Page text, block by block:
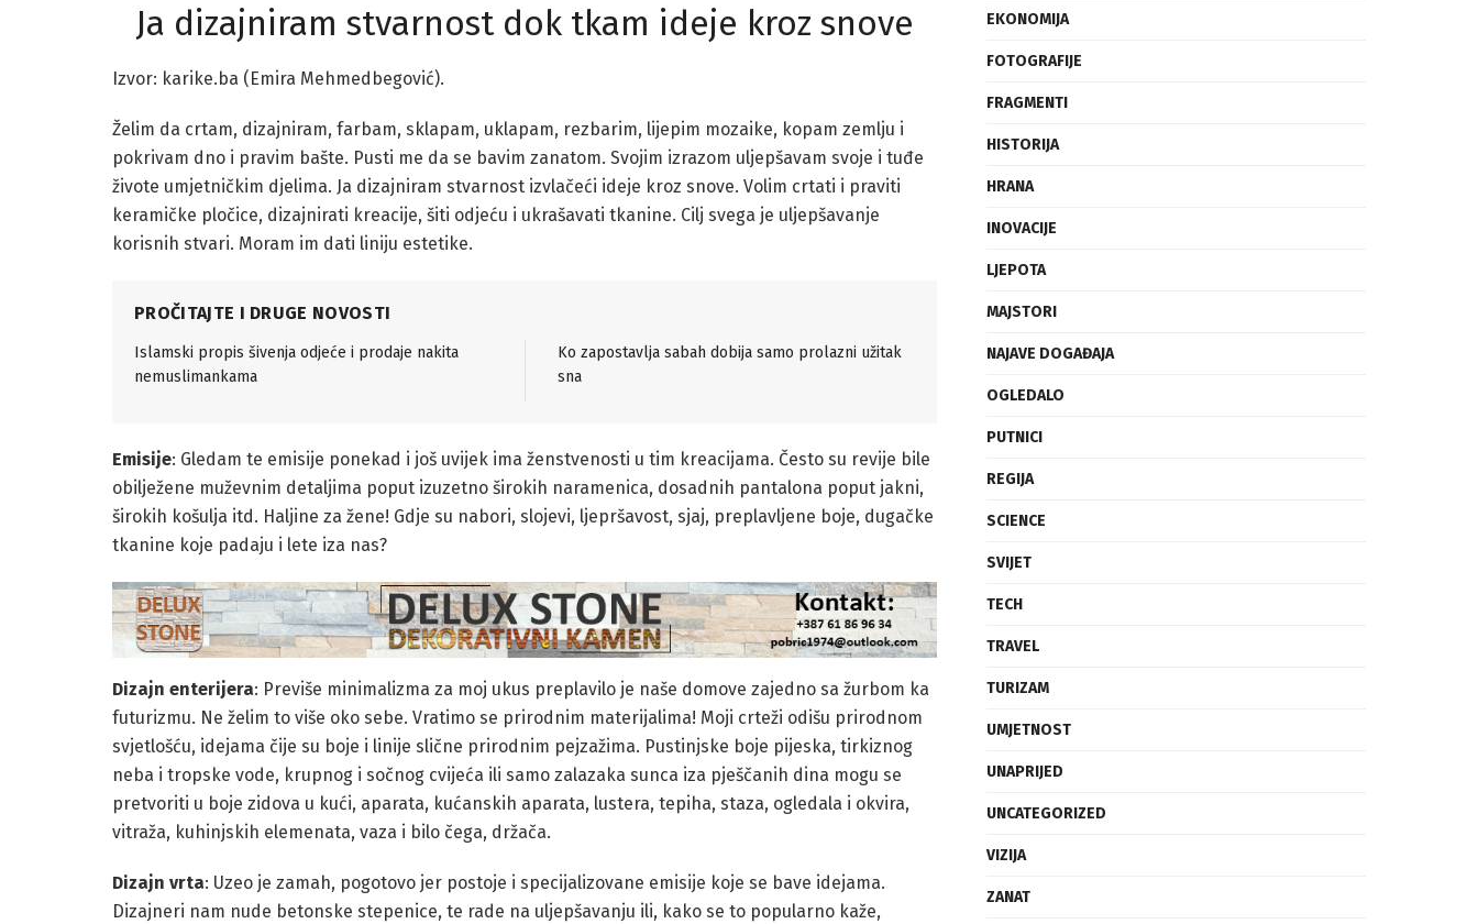
Ja dizajniram stvarnost dok tkam ideje kroz snove
Izvor: karike.ba (Emira Mehmedbegović).
Želim da crtam, dizajniram, farbam, sklapam, uklapam, rezbarim, lijepim mozaike, kopam zemlju i
pokrivam dno i pravim bašte. Pusti me da se bavim zanatom. Svojim izrazom uljepšavam svoje i tuđe
živote umjetničkim djelima. Ja dizajniram stvarnost izvlačeći ideje kroz snove. Volim crtati i praviti
keramičke pločice, dizajnirati kreacije, šiti odjeću i ukrašavati tkanine. Cilj svega je uljepšavanje
korisnih stvari. Moram im dati liniju estetike.
PROČITAJTE I DRUGE NOVOSTI
Islamski propis šivenja odjeće i prodaje nakita
nemuslimankama
Ko zapostavlja sabah dobija samo prolazni užitak
sna
Emisije: Gledam te emisije ponekad i još uvijek ima ženstvenosti u tim kreacijama. Često su revije bile
obilježene muževnim detaljima poput izuzetno širokih naramenica, dosadnih pantalona poput jakni,
širokih košulja itd. Haljine za žene! Gdje su nabori, slojevi, ljepršavost, sjaj, preplavljene boje, dugačke
tkanine koje padaju i lete iza nas?
Dizajn enterijera: Previše minimalizma za moj ukus preplavilo je naše domove zajedno sa žurbom ka
futurizmu. Ne želim to više oko sebe. Vratimo se prirodnim materijalima! Moji crteži odišu prirodnom
svjetlošću, idejama čije su boje i linije slične prirodnim pejzažima. Pustinjske boje pijeska, tirkiznog
neba i tropske vode, krupnog i sočnog cvijeća ili samo zalazaka sunca iza pješčanih dina mogu se
pretvoriti u boje zidova u kući, aparata, kućanskih aparata, lustera, tepiha, staza, ogledala i okvira,
vitraža, kuhinjskih elemenata, vaza i bilo čega, držača.
Dizajn vrta: Uzeo je zamah, pogotovo jer postoje i specijalizovane emisije koje se bave idejama.
Dizajneri nam nude betonske stepenice, te rade na uljepšavanju ili, kako se to popularno kaže,
EKONOMIJA
FOTOGRAFIJE
FRAGMENTI
HISTORIJA
HRANA
INOVACIJE
LJEPOTA
MAJSTORI
NAJAVE DOGAĐAJA
OGLEDALO
PUTNICI
REGIJA
SCIENCE
SVIJET
TECH
TRAVEL
TURIZAM
UMJETNOST
UNAPRIJED
UNCATEGORIZED
VIZIJA
ZANAT